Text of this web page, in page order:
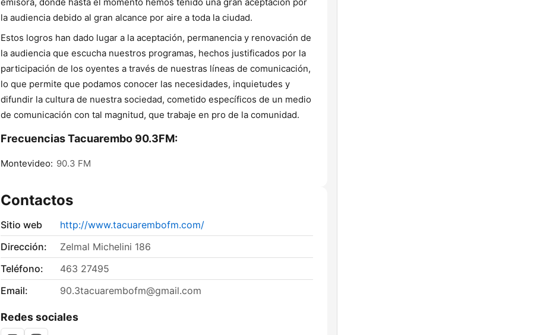
emisora, donde hasta el momento hemos tenido una gran aceptación por
la audiencia debido al gran alcance por aire a toda la ciudad.
Estos logros han dado lugar a la aceptación, permanencia y renovación de
la audiencia que escucha nuestros programas, hechos justificados por la
participación de los oyentes a través de nuestras líneas de comunicación,
lo que permite que podamos conocer las necesidades, inquietudes y
difundir la cultura de nuestra sociedad, cometido específicos de un medio
de comunicación con tal magnitud, que trabaje en pro de la comunidad.
Frecuencias Tacuarembo 90.3FM:
Montevideo: 90.3 FM
Contactos
Sitio web
http://www.tacuarembofm.com/
Dirección:
Zelmal Michelini 186
Teléfono:
463 27495
Email:
90.3tacuarembofm@gmail.com
Redes sociales